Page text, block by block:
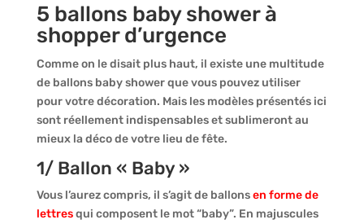
5 ballons baby shower à
shopper d’urgence
Comme on le disait plus haut, il existe une multitude
de ballons baby shower que vous pouvez utiliser
pour votre décoration. Mais les modèles présentés ici
sont réellement indispensables et sublimeront au
mieux la déco de votre lieu de fête.
1/ Ballon « Baby »
Vous l’aurez compris, il s’agit de ballonsen forme de
lettresqui composent le mot “baby”. En majuscules